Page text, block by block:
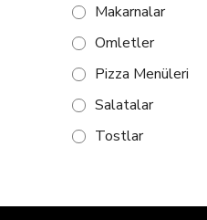
Makarnalar
Omletler
Pizza Menüleri
Salatalar
Tostlar